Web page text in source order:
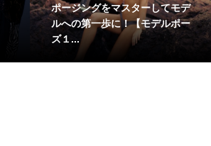
ポージングをマスターしてモデ
ルへの第一歩に！【モデルポー
ズ１...